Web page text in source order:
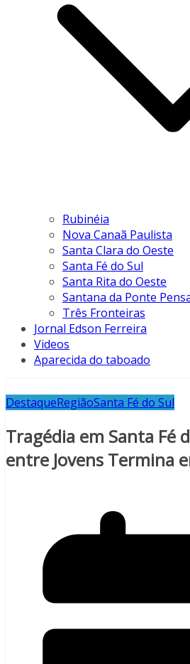
Rubinéia
Nova Canaã Paulista
Santa Clara do Oeste
Santa Fé do Sul
Santa Rita do Oeste
Santana da Ponte
Três Fronteiras
Jornal Edson Ferreira
Videos
Aparecida do taboado
DestaqueRegiãoSanta Fé do Sul
Tragédia em Santa Fé
entre Jovens Termina